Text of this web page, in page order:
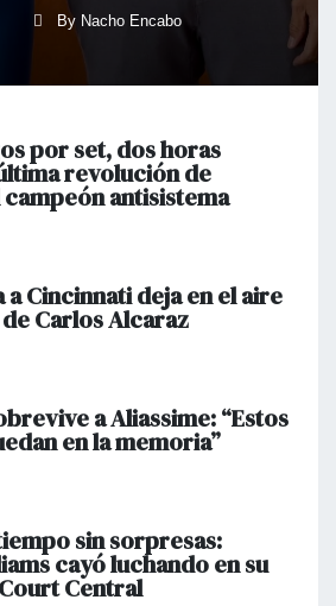
By Nacho Encabo
por set, dos horas
revolución de
antisistema
a Cincinnati deja en el aire
Carlos Alcaraz
a Aliassime: “Estos
en la memoria”
sin sorpresas:
cayó luchando en su
Central